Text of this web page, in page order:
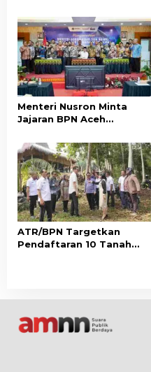
Kebangsaan
Menteri Nusron Minta
Jajaran BPN Aceh
Layanan Pertanahan
Berbasis Kepuasan
Masyarakat
ATR/BPN Targetkan
Pendaftaran 10 Tanah